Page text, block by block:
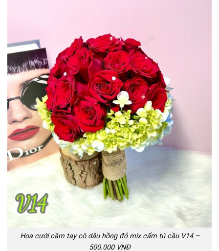
Hoa cưới cầm tay cô dâu hồng đỏ mix cẩm tú cầu V14 –
500.000 VNĐ